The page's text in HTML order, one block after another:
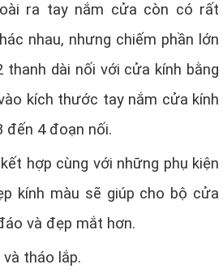
ra tay nắm cửa còn có rất
nhau, nhưng chiếm phần lớn
dài nối với cửa kính bằng
kích thước tay nắm cửa kính
đến 4 đoạn nối.
hợp cùng với những phụ kiện
kính màu sẽ giúp cho bộ cửa
và đẹp mắt hơn.
tháo lắp.